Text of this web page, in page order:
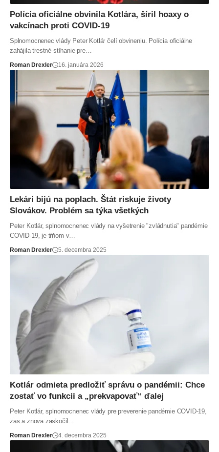
Polícia oficiálne obvinila Kotlára, šíril hoaxy o
vakcínach proti COVID-19
Splnomocnenec vlády Peter Kotlár čelí obvineniu. Polícia oficiálne
zahájila trestné stíhanie pre…
Roman Drexler 16. januára 2026
Lekári bijú na poplach. Štát riskuje životy
Slovákov. Problém sa týka všetkých
Peter Kotlár, splnomocnenec vlády na vyšetrenie "zvládnutia" pandémie
COVID-19, je tŕňom v…
Roman Drexler 5. decembra 2025
Kotlár odmieta predložiť správu o pandémii: Chce
zostať vo funkcii a „prekvapovať“ ďalej
Peter Kotlár, splnomocnenec vlády pre preverenie pandémie COVID-19,
zas a znova zaskočil…
Roman Drexler 4. decembra 2025